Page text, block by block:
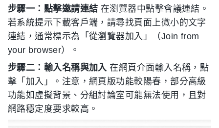
步驟一：點擊邀請連結 在瀏覽器中點擊會議連結。
若系統提示下載客戶端，請尋找頁面上微小的文字
連結，通常標示為「從瀏覽器加入」（Join from
your browser）。
步驟二：輸入名稱與加入 在網頁介面輸入名稱，點
擊「加入」。注意，網頁版功能較陽春，部分高級
功能如虛擬背景、分組討論室可能無法使用，且對
網路穩定度要求較高。